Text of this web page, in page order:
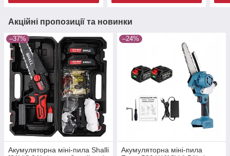
Акційні пропозиції та новинки
–37%
Акумуляторна міні-пила Shalli
–24%
Акумуляторна міні-пила